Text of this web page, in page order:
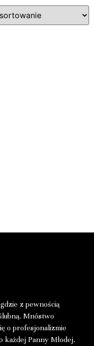
z pewnością
Mnóstwo
o profesjonalizmie
Panny Młodej.